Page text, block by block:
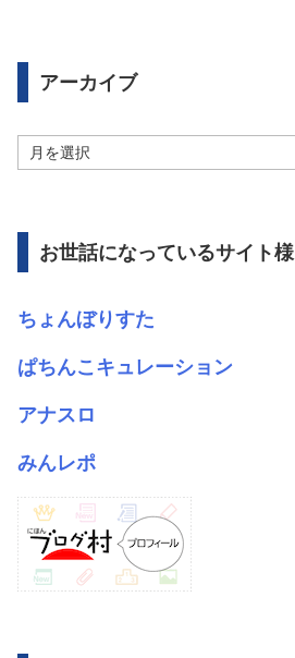
アーカイブ
ー
ブ
お世話になっているサイト様
ちょんぼりすた
ぱちんこキュレーション
アナスロ
みんレポ